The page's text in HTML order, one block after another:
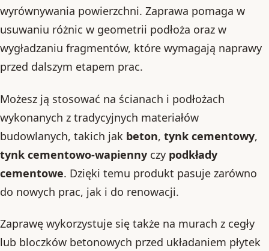
wyrównywania powierzchni. Zaprawa pomaga w
usuwaniu różnic w geometrii podłoża oraz w
wygładzaniu fragmentów, które wymagają naprawy
przed dalszym etapem prac.
Możesz ją stosować na ścianach i podłożach
wykonanych z tradycyjnych materiałów
budowlanych, takich jak beton, tynk cementowy,
tynk cementowo-wapienny czy podkłady
cementowe. Dzięki temu produkt pasuje zarówno
do nowych prac, jak i do renowacji.
Zaprawę wykorzystuje się także na murach z cegły
lub bloczków betonowych przed układaniem płytek